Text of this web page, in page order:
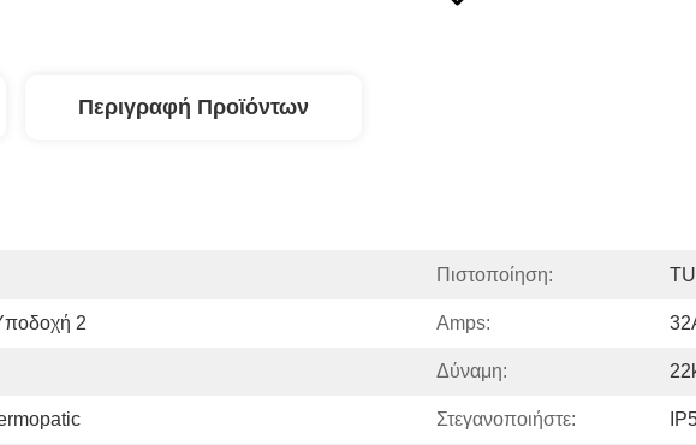
Περιγραφή Προϊόντων
Πιστοποίηση:
2 Amps:
Δύναμη:
Στεγανοποιήστε: